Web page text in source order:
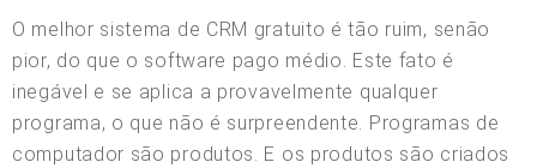
O melhor sistema de CRM gratuito é tão ruim, senão
pior, do que o software pago médio. Este fato é
inegável e se aplica a provavelmente qualquer
programa, o que não é surpreendente. Programas de
computador são produtos. E os produtos são criados